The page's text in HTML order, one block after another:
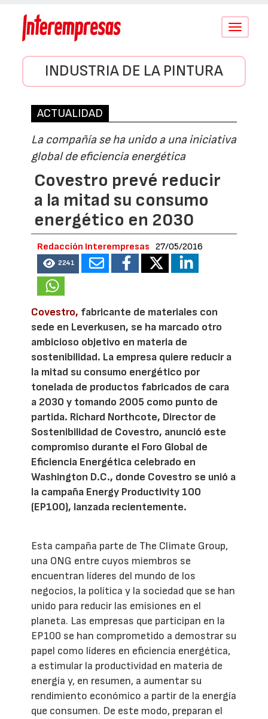
Conmutar
INDUSTRIA DE LA PINTURA
ACTUALIDAD
La compañía se ha unido a una iniciativa
global de eficiencia energética
Covestro prevé reducir
a la mitad su consumo
energético en 2030
Redacción Interempresas 27/05/2016
2241
Covestro, fabricante de materiales con
sede en Leverkusen, se ha marcado otro
ambicioso objetivo en materia de
sostenibilidad. La empresa quiere reducir a
la mitad su consumo energético por
tonelada de productos fabricados de cara
a 2030 y tomando 2005 como punto de
partida. Richard Northcote, Director de
Sostenibilidad de Covestro, anunció este
compromiso durante el Foro Global de
Eficiencia Energética celebrado en
Washington D.C., donde Covestro se unió a
la campaña Energy Productivity 100
(EP100), lanzada recientemente.
Esta campaña parte de The Climate Group,
una ONG entre cuyos miembros se
encuentran líderes del mundo de los
negocios, la política y la sociedad que se han
unido para reducir las emisiones en el
planeta. Las empresas que participan en la
EP100 se han comprometido a demostrar su
papel como líderes en eficiencia energética,
a estimular la productividad en materia de
energía y, en resumen, a aumentar su
rendimiento económico a partir de la energía
que consumen. De este modo, preparan el